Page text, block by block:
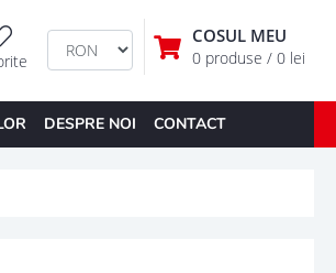
COSUL MEU
0 produse / 0 lei
DESPRE NOI CONTACT